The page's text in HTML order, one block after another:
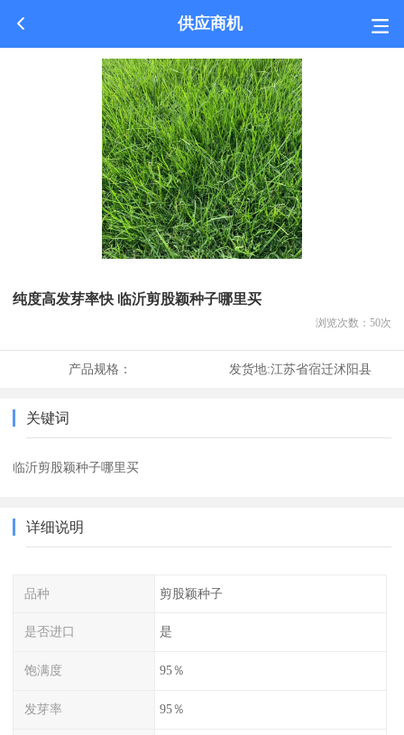
供应商机
纯度高发芽率快 临沂剪股颖种子哪里买
浏览次数： 50次
产品规格： 发货地:江苏省宿迁沭阳县
关键词
临沂剪股颖种子哪里买
详细说明
品种 剪股颖种子
是否进口 是
饱满度 95％
发芽率 95％